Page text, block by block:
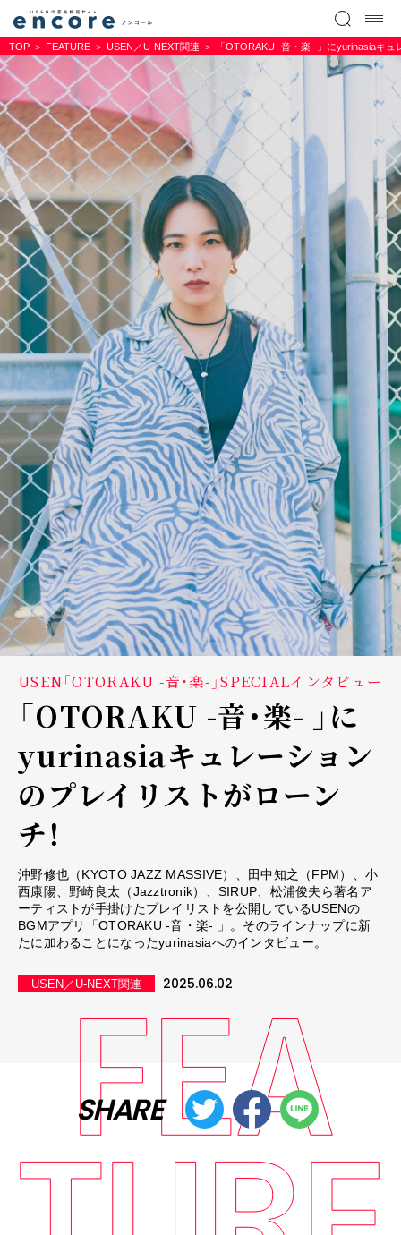
TOP FEATURE USEN／U-NEXT関連 「OTORAKU -音・楽- 」にyurinasiaキ
USEN「OTORAKU -音・楽-」SPECIALインタビュー
「OTORAKU -音・楽- 」に
yurinasiaキュレーション
のプレイリストがローン
チ！
沖野修也（KYOTO JAZZ MASSIVE）、田中知之（FPM）、小
西康陽、野崎良太（Jazztronik）、SIRUP、松浦俊夫ら著名ア
ーティストが手掛けたプレイリストを公開しているUSENの
BGMアプリ「OTORAKU -音・楽- 」。そのラインナップに新
たに加わることになったyurinasiaへのインタビュー。
USEN／U-NEXT関連 2025.06.02
SHARE